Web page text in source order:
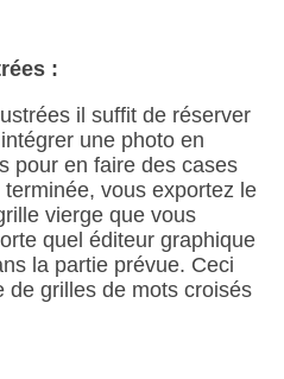
:
il suffit de réserver
une photo en
pour en faire des cases
vous exportez le
vierge que vous
quel éditeur graphique
la partie prévue. Ceci
de grilles de mots croisés